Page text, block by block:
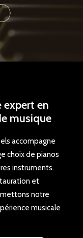
expert en
musique
accompagne
choix de pianos
instruments.
et
notre
musicale